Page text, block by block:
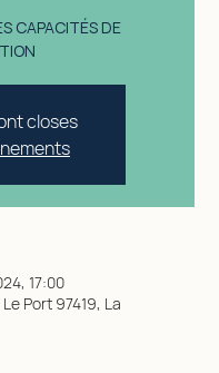
CAPACITÉS DE
closes
17:00
Port 97419, La